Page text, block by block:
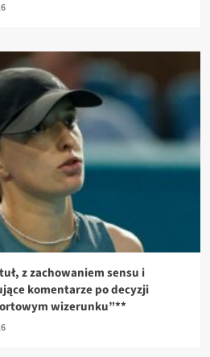
z zachowaniem sensu i
komentarze po decyzji
wizerunku”**